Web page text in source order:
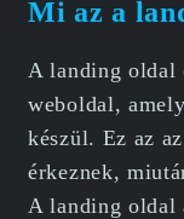
Mi az a
A landing oldal
weboldal,
készül. Ez az
érkeznek,
A landing oldal